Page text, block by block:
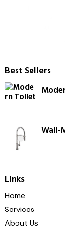
Best Sellers
Wall-
Links
Home
Services
About Us